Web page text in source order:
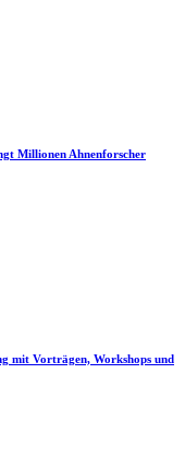
Millionen Ahnenforscher
mit Vorträgen, Workshops und